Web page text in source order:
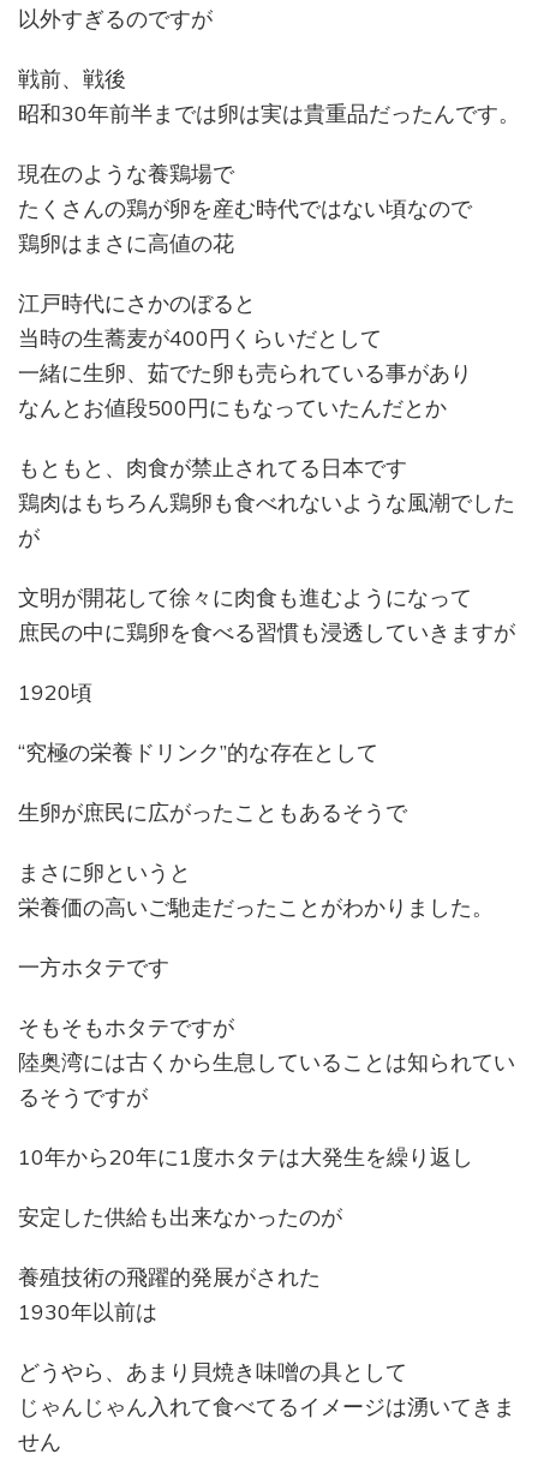
以外すぎるのですが
戦前、戦後
昭和30年前半までは卵は実は貴重品だったんです。
現在のような養鶏場で
たくさんの鶏が卵を産む時代ではない頃なので
鶏卵はまさに高値の花
江戸時代にさかのぼると
当時の生蕎麦が400円くらいだとして
一緒に生卵、茹でた卵も売られている事があり
なんとお値段500円にもなっていたんだとか
もともと、肉食が禁止されてる日本です
鶏肉はもちろん鶏卵も食べれないような風潮でした
が
文明が開花して徐々に肉食も進むようになって
庶民の中に鶏卵を食べる習慣も浸透していきますが
1920頃
“究極の栄養ドリンク”的な存在として
生卵が庶民に広がったこともあるそうで
まさに卵というと
栄養価の高いご馳走だったことがわかりました。
一方ホタテです
そもそもホタテですが
陸奥湾には古くから生息していることは知られてい
るそうですが
10年から20年に1度ホタテは大発生を繰り返し
安定した供給も出来なかったのが
養殖技術の飛躍的発展がされた
1930年以前は
どうやら、あまり貝焼き味噌の具として
じゃんじゃん入れて食べてるイメージは湧いてきま
せん